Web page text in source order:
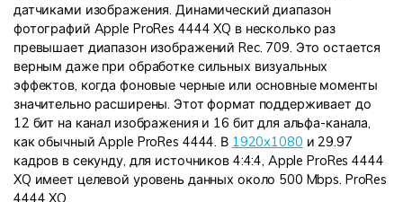
датчиками изображения. Динамический диапазон
фотографий Apple ProRes 4444 XQ в несколько раз
превышает диапазон изображений Rec. 709. Это остается
верным даже при обработке сильных визуальных
эффектов, когда фоновые черные или основные моменты
значительно расширены. Этот формат поддерживает до
12 бит на канал изображения и 16 бит для альфа-канала,
как обычный Apple ProRes 4444. В 1920x1080 и 29.97
кадров в секунду, для источников 4:4:4, Apple ProRes 4444
XQ имеет целевой уровень данных около 500 Mbps. ProRes
4444 XQ.